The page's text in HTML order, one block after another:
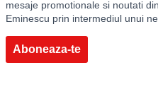
mesaje promotionale si noutati
Eminescu prin intermediul unui
Aboneaza-te